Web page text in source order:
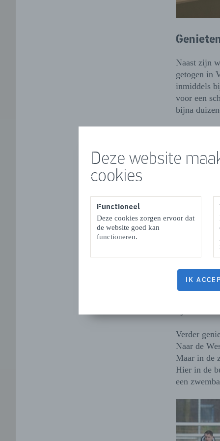
Deze website
cookies
Functioneel
Deze cookies zorgen ervoor dat
de website goed kan
functioneren.
IK
Naast zijn
getogen in
inmiddels
voor een
bijna
vrijwel
Wonen
En als hij
gemeente
aan
Verder
Naar de
Maar in de
Hier in de
een